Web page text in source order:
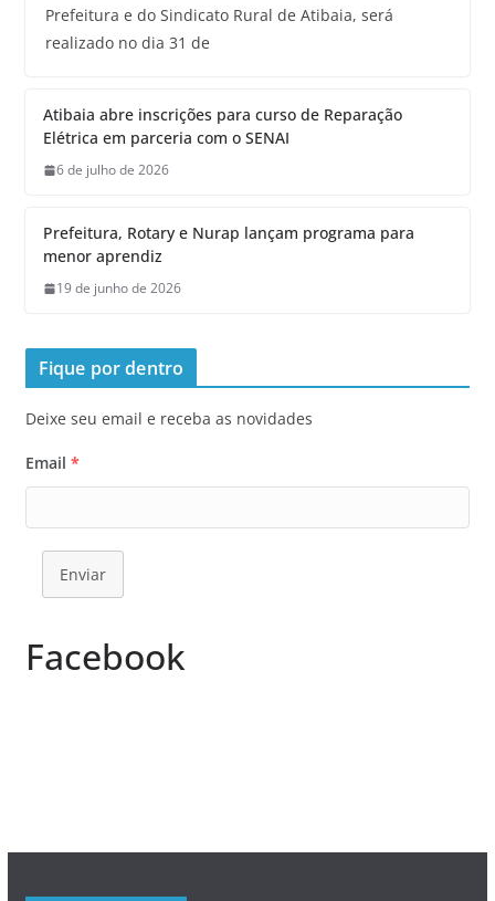
Prefeitura e do Sindicato Rural de Atibaia, será
realizado no dia 31 de
Atibaia abre inscrições para curso de Reparação
Elétrica em parceria com o SENAI
6 de julho de 2026
Prefeitura, Rotary e Nurap lançam programa para
menor aprendiz
19 de junho de 2026
Fique por dentro
Deixe seu email e receba as novidades
Email *
Enviar
Facebook